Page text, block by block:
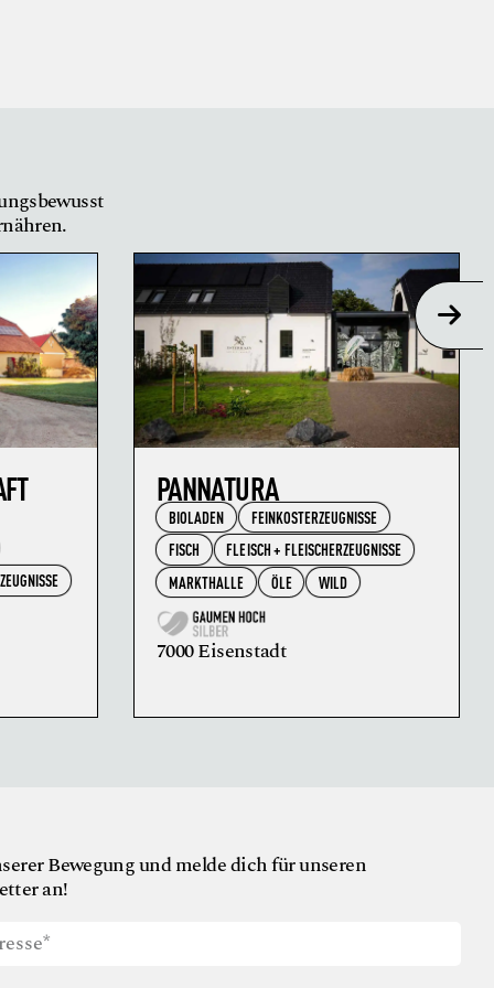
PANNATURA
BIOLADEN
FEINKOSTERZEUGNISSE
FISCH
FLEISCH + FLEISCHERZEUGNISSE
MARKTHALLE
ÖLE WILD
7000 Eisenstadt
Bewegung und melde dich für unseren
an!